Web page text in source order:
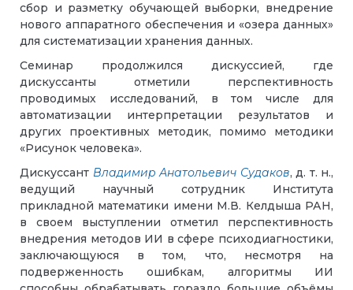
сбор и разметку обучающей выборки, внедрение
нового аппаратного обеспечения и «озера данных»
для систематизации хранения данных.
Семинар продолжился дискуссией, где
дискуссанты отметили перспективность
проводимых исследований, в том числе для
автоматизации интерпретации результатов и
других проективных методик, помимо методики
«Рисунок человека».
Дискуссант Владимир Анатольевич Судаков, д. т. н.,
ведущий научный сотрудник Института
прикладной математики имени М.В. Келдыша РАН,
в своем выступлении отметил перспективность
внедрения методов ИИ в сфере психодиагностики,
заключающуюся в том, что, несмотря на
подверженность ошибкам, алгоритмы ИИ